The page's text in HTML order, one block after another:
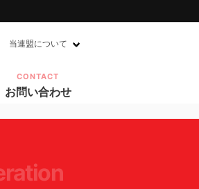
当連盟について
CONTACT
お問い合わせ